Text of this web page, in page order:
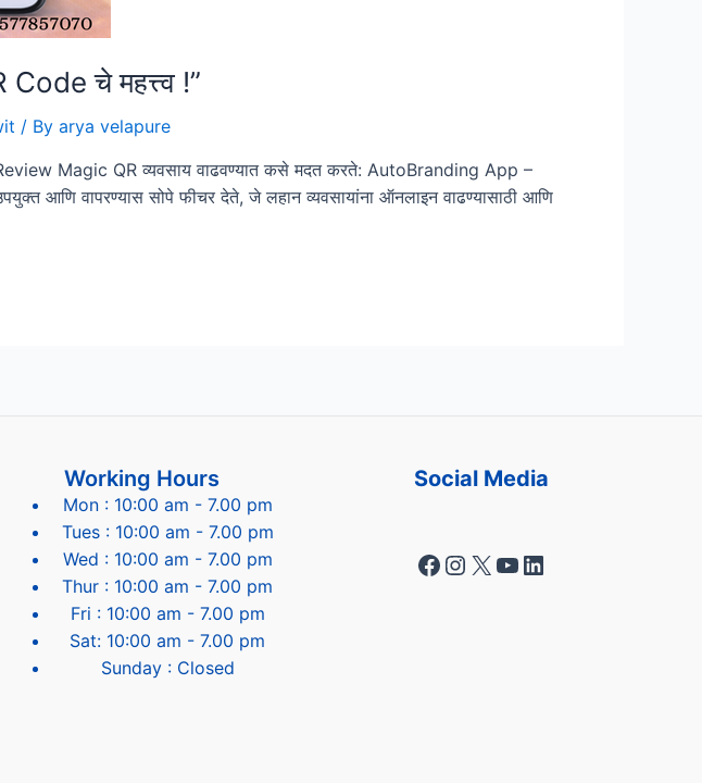
चे महत्त्व !”
/ By arya velapure
Magic QR व्यवसाय वाढवण्यात कसे मदत करते: AutoBranding App –
वापरण्यास सोपे फीचर देते, जे लहान व्यवसायांना ऑनलाइन वाढण्यासाठी आणि
Working Hours
Mon : 10:00 am - 7.00 pm
Tues : 10:00 am - 7.00 pm
Wed : 10:00 am - 7.00 pm
Thur : 10:00 am - 7.00 pm
Fri : 10:00 am - 7.00 pm
Sat: 10:00 am - 7.00 pm
Sunday : Closed
Social Media
Facebook
Instagram
X YouTube
LinkedIn